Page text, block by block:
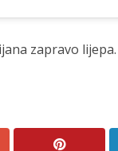
zapravo lijepa.